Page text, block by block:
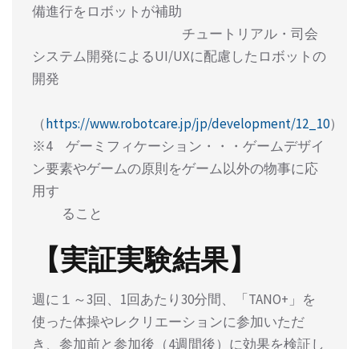
備進行をロボットが補助
チュートリアル・司会
システム開発によるUI/UXに配慮したロボットの
開発
（https://www.robotcare.jp/jp/development/12_10）
※4 ゲーミフィケーション・・・ゲームデザイ
ン要素やゲームの原則をゲーム以外の物事に応
用す
ること
【実証実験結果】
週に１～3回、1回あたり30分間、「TANO+」を
使った体操やレクリエーションに参加いただ
き、参加前と参加後（4週間後）に効果を検証し